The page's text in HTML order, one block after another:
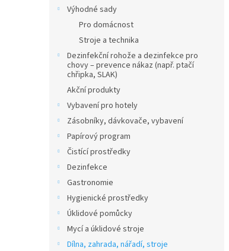
Výhodné sady
Pro domácnost
Stroje a technika
Dezinfekční rohože a dezinfekce pro
chovy – prevence nákaz (např. ptačí
chřipka, SLAK)
Akční produkty
Vybavení pro hotely
Zásobníky, dávkovače, vybavení
Papírový program
Čistící prostředky
Dezinfekce
Gastronomie
Hygienické prostředky
Úklidové pomůcky
Mycí a úklidové stroje
Dílna, zahrada, nářadí, stroje